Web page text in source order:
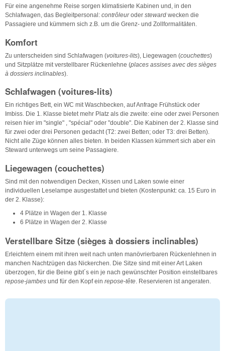
Für eine angenehme Reise sorgen klimatisierte Kabinen und, in den
Schlafwagen, das Begleitpersonal: contrôleuroder steward wecken die
Passagiere und kümmern sich z.B. um die Grenz- und Zollformalitäten.
Komfort
Zu unterscheiden sind Schlafwagen (voitures-lits), Liegewagen (couchettes)
und Sitzplätze mit verstellbarer Rückenlehne (places assises avec des sièges
à dossiers inclinables).
Schlafwagen (voitures-lits)
Ein richtiges Bett, ein WC mit Waschbecken, auf Anfrage Frühstück oder
Imbiss. Die 1. Klasse bietet mehr Platz als die zweite: eine oder zwei Personen
reisen hier im "single" , "spécial" oder "double". Die Kabinen der 2. Klasse sind
für zwei oder drei Personen gedacht (T2: zwei Betten; oder T3: drei Betten).
Nicht alle Züge können alles bieten. In beiden Klassen kümmert sich aber ein
Steward unterwegs um seine Passagiere.
Liegewagen (couchettes)
Sind mit den notwendigen Decken, Kissen und Laken sowie einer
individuellen Leselampe ausgestattet und bieten (Kostenpunkt: ca. 15 Euro in
der 2. Klasse):
4 Plätze in Wagen der 1. Klasse
6 Plätze in Wagen der 2. Klasse
Verstellbare Sitze (sièges à dossiers inclinables)
Erleichtern einem mit ihren weit nach unten manövrierbaren Rückenlehnen in
manchen Nachtzügen das Nickerchen. Die Sitze sind mit einer Art Laken
überzogen, für die Beine gibt´s ein je nach gewünschter Position einstellbares
repose-jambes und für den Kopf ein repose-tête. Reservieren ist angeraten.